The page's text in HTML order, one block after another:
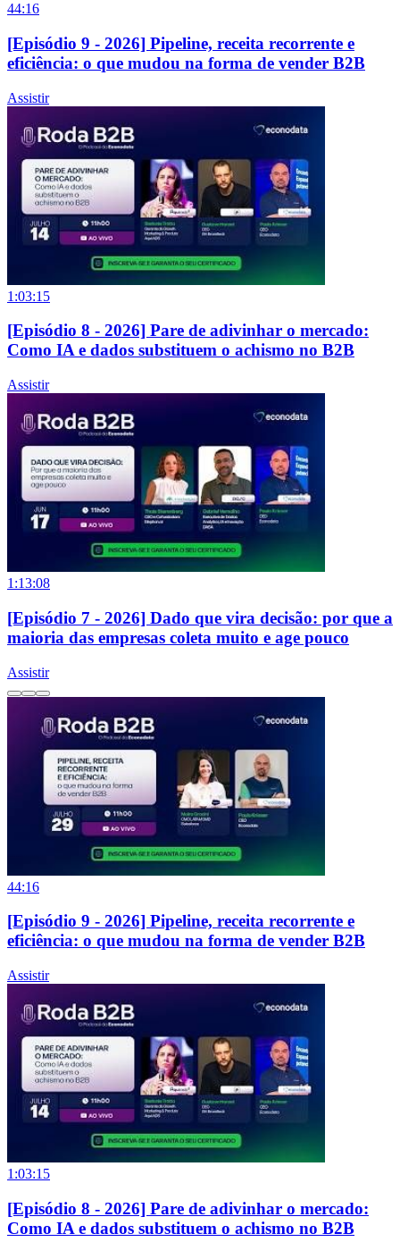
44:16
[Episódio 9 - 2026] Pipeline, receita recorrente e
eficiência: o que mudou na forma de vender B2B
Assistir
1:03:15
[Episódio 8 - 2026] Pare de adivinhar o mercado:
Como IA e dados substituem o achismo no B2B
Assistir
1:13:08
[Episódio 7 - 2026] Dado que vira decisão: por que a
maioria das empresas coleta muito e age pouco
Assistir
44:16
[Episódio 9 - 2026] Pipeline, receita recorrente e
eficiência: o que mudou na forma de vender B2B
Assistir
1:03:15
[Episódio 8 - 2026] Pare de adivinhar o mercado:
Como IA e dados substituem o achismo no B2B